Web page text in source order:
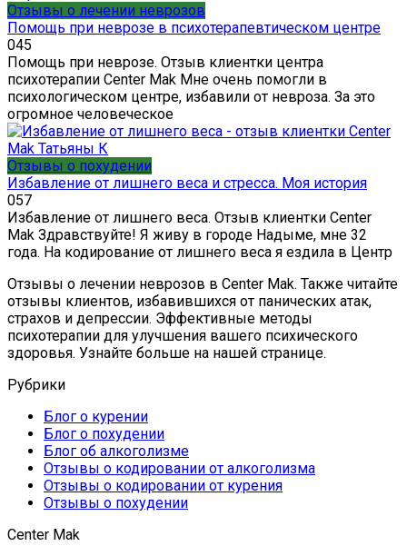
Отзывы о лечении неврозов
Помощь при неврозе в психотерапевтическом центре
045
Помощь при неврозе. Отзыв клиентки центра
психотерапии Center Mak Мне очень помогли в
психологическом центре, избавили от невроза. За это
огромное человеческое
Отзывы о похудении
Избавление от лишнего веса и стресса. Моя история
057
Избавление от лишнего веса. Отзыв клиентки Center
Mak Здравствуйте! Я живу в городе Надыме, мне 32
года. На кодирование от лишнего веса я ездила в Центр
Отзывы о лечении неврозов в Center Mak. Также читайте
отзывы клиентов, избавившихся от панических атак,
страхов и депрессии. Эффективные методы
психотерапии для улучшения вашего психического
здоровья. Узнайте больше на нашей странице.
Рубрики
Блог о курении
Блог о похудении
Блог об алкоголизме
Отзывы о кодировании от алкоголизма
Отзывы о кодировании от курения
Отзывы о похудении
Center Mak